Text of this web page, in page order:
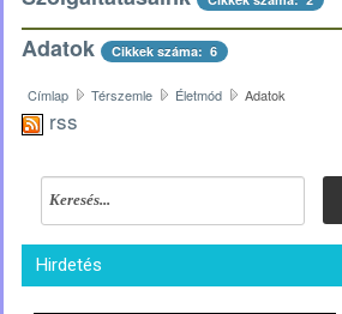
Adatok Cikkek száma: 6
Címlap Térszemle Életmód Adatok
rss
Hirdetés